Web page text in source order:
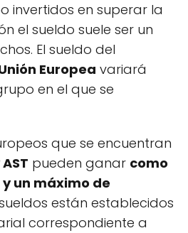
invertidos en superar la
el sueldo suele ser un
El sueldo del
Europea variará
en el que se
que se encuentran
pueden ganar como
un máximo de
están establecidos
correspondiente a